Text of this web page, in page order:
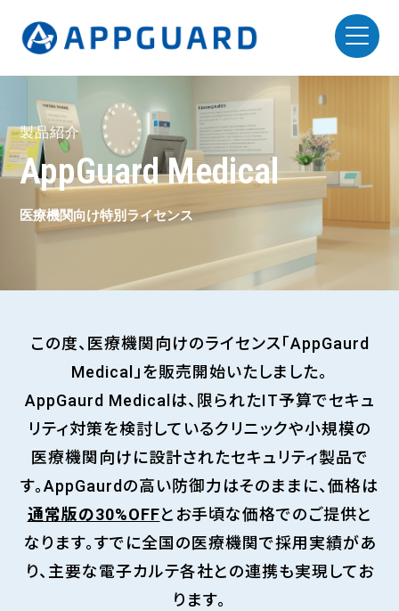
製品紹介
AppGuard Medical
医療機関向け特別ライセンス
この度、医療機関向けのライセンス「AppGaurd
Medical」を販売開始いたしました。
AppGaurd Medicalは、限られたIT予算でセキュ
リティ対策を検討しているクリニックや小規模の
医療機関向けに設計されたセキュリティ製品で
す。AppGaurdの高い防御力はそのままに、価格は
通常版の30%OFFとお手頃な価格でのご提供と
なります。すでに全国の医療機関で採用実績があ
り、主要な電子カルテ各社との連携も実現してお
ります。